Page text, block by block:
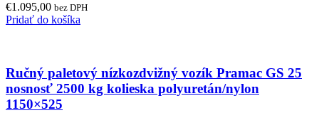
€1.095,00 bez DPH
Pridať do košíka
Ručný paletový nízkozdvižný vozík Pramac GS 25
nosnosť 2500 kg kolieska polyuretán/nylon
1150×525